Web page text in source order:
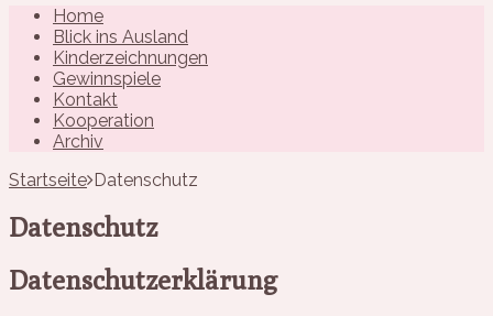
Home
Blick ins Ausland
Kinderzeichnungen
Gewinnspiele
Kontakt
Kooperation
Archiv
Startseite Datenschutz
Datenschutz
Datenschutzerklärung